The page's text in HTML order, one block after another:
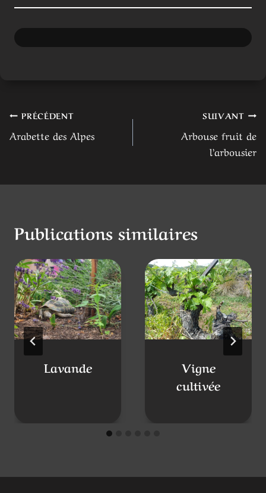
Navigation
PRÉCÉDENT
Arabette des Alpes
SUIVANT
Arbouse fruit de
l’arbousier
Publications similaires
Lavande
Vigne
cultivée